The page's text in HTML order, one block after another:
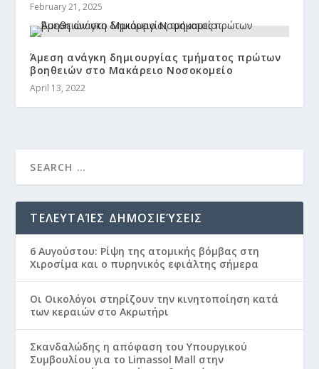
February 21, 2025
Άμεση ανάγκη δημιουργίας τμήματος πρώτων
βοηθειών στο Μακάρειο Νοσοκομείο
April 13, 2022
ΤΕΛΕΥΤΑΊΕΣ ΔΗΜΟΣΙΕΎΣΕΙΣ
6 Αυγούστου: Ρίψη της ατομικής βόμβας στη
Χιροσίμα και ο πυρηνικός εφιάλτης σήμερα
Οι Οικολόγοι στηρίζουν την κινητοποίηση κατά
των κεραιών στο Ακρωτήρι
Σκανδαλώδης η απόφαση του Υπουργικού
Συμβουλίου για το Limassol Mall στην